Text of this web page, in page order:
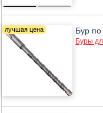
Бур
Буры